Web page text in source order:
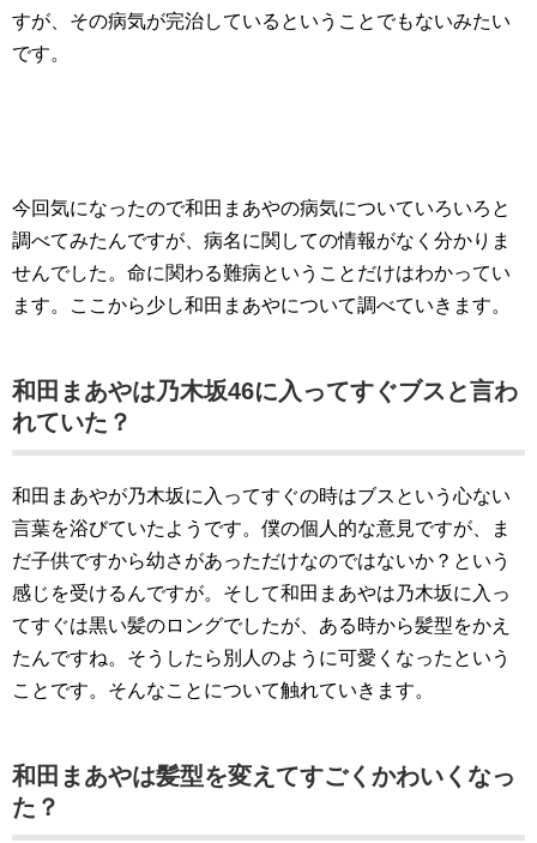
すが、その病気が完治しているということでもないみたい
です。
今回気になったので和田まあやの病気についていろいろと
調べてみたんですが、病名に関しての情報がなく分かりま
せんでした。命に関わる難病ということだけはわかってい
ます。ここから少し和田まあやについて調べていきます。
和田まあやは乃木坂46に入ってすぐブスと言わ
れていた？
和田まあやが乃木坂に入ってすぐの時はブスという心ない
言葉を浴びていたようです。僕の個人的な意見ですが、ま
だ子供ですから幼さがあっただけなのではないか？という
感じを受けるんですが。そして和田まあやは乃木坂に入っ
てすぐは黒い髪のロングでしたが、ある時から髪型をかえ
たんですね。そうしたら別人のように可愛くなったという
ことです。そんなことについて触れていきます。
和田まあやは髪型を変えてすごくかわいくなっ
た？